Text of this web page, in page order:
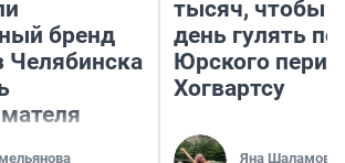
бренд
тысяч, чтобы
день гулять по
Юрского
Хогвартсу
Яна Шаламова